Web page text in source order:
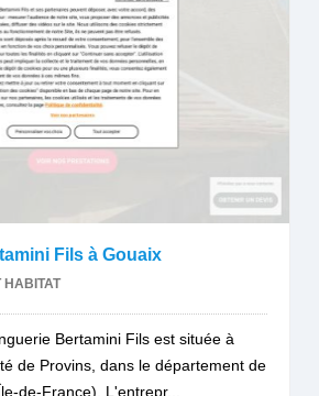
Fils à Gouaix
HABITAT
Bertamini Fils est située à
de Provins, dans le département de
de-France). L'entrepr...